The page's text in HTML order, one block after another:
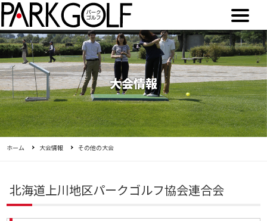
大会情報
ホーム 大会情報 その他の大会
北海道上川地区パークゴルフ協会連合会